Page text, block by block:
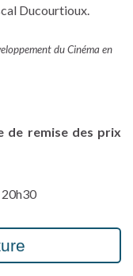
Ducourtioux.
du Cinéma en
de remise des prix